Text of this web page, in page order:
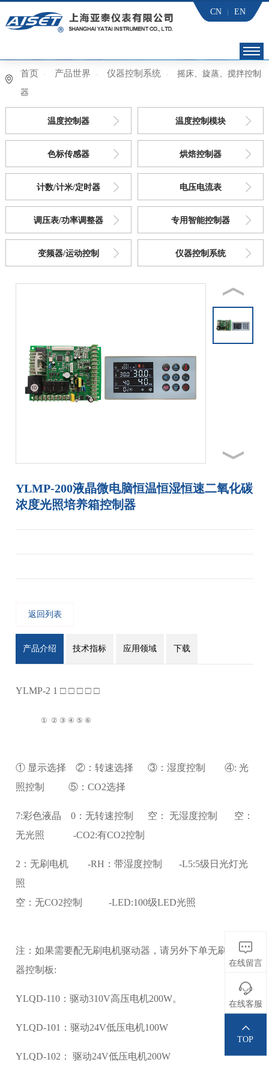
CN EN
首页
亚泰 党建
产品世界
应用行业
下载中心
技术服务
首页 产品世界 仪器控制系统 摇床、旋蒸、搅拌控制
器
温度控制器 温度控制模块
色标传感器 烘焙控制器
计数/计米/定时器 电压电流表
调压表/功率调整器 专用智能控制器
变频器/运动控制 仪器控制系统
YLMP-200液晶微电脑恒温恒湿恒速二氧化碳
浓度光照培养箱控制器
返回列表
产品介绍 技术指标 应用领域 下载
YLMP-2 1 □ □ □ □ □
① ② ③ ④ ⑤ ⑥
① 显示选择 ②：转速选择 ③：湿度控制 ④: 光
照控制 ⑤：CO2选择
7:彩色液晶 0：无转速控制 空： 无湿度控制 空：
无光照 -CO2:有CO2控制
2：无刷电机 -RH：带湿度控制 -L5:5级日光灯光
照
空：无CO2控制 -LED:100级LED光照
注：如果需要配无刷电机驱动器，请另外下单无刷驱动
器控制板:
YLQD-110：驱动310V高压电机200W。
YLQD-101：驱动24V低压电机100W
YLQD-102： 驱动24V低压电机200W
在线留言
在线客服
TOP